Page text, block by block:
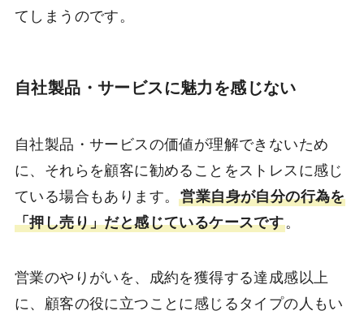
てしまうのです。
自社製品・サービスに魅力を感じない
自社製品・サービスの価値が理解できないため
に、それらを顧客に勧めることをストレスに感じ
ている場合もあります。営業自身が自分の行為を
「押し売り」だと感じているケースです。
営業のやりがいを、成約を獲得する達成感以上
に、顧客の役に立つことに感じるタイプの人もい